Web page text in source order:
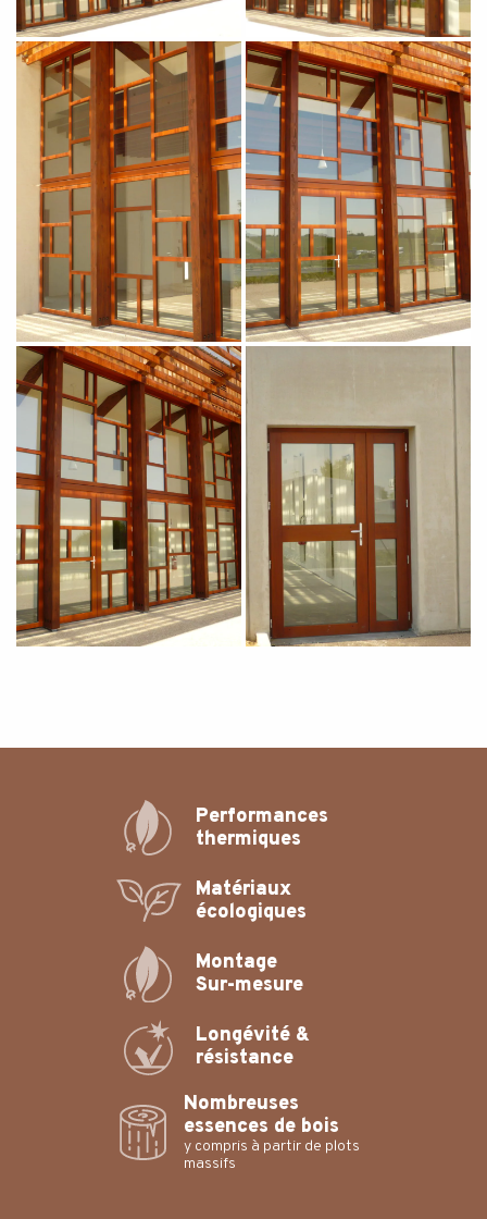
Performances
thermiques
Matériaux
écologiques
Montage
Sur-mesure
Longévité &
résistance
Nombreuses
essences de bois
y compris à partir de plots
massifs